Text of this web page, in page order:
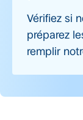
Vérifiez si
préparez
remplir